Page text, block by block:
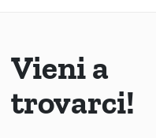
Vieni a
trovarci!